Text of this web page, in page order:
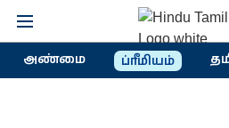
அண்மை ப்ரீமியம்